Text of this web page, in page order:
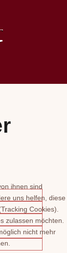
ihnen sind
uns helfen, diese
Cookies).
zulassen möchten.
nicht mehr